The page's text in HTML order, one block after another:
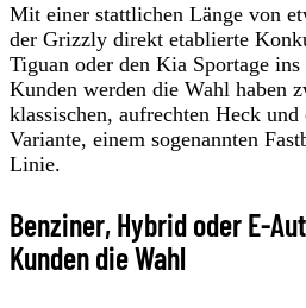
Mit einer stattlichen Länge von
der Grizzly direkt etablierte
Tiguan oder den Kia Sportage
Kunden werden die Wahl haben
klassischen, aufrechten Heck
Variante, einem sogenannten
Linie.
Benziner, Hybrid oder E-
Kunden die Wahl